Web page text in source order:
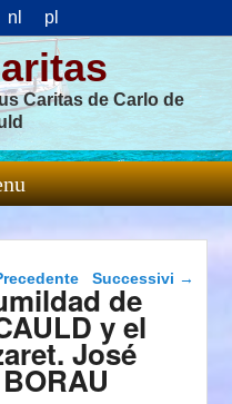
nl pl
Caritas de Carlo de
articolo
Successivi →
de
y el
José